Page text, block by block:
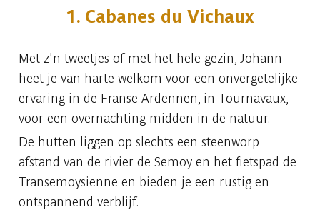
1. Cabanes du Vichaux
Met z'n tweetjes of met het hele gezin, Johann
heet je van harte welkom voor een onvergetelijke
ervaring in de Franse Ardennen, in Tournavaux,
voor een overnachting midden in de natuur.
De hutten liggen op slechts een steenworp
afstand van de rivier de Semoy en het fietspad de
Transemoysienne en bieden je een rustig en
ontspannend verblijf.